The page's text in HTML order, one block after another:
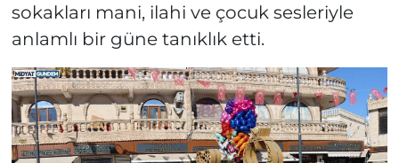
sokakları mani, ilahi ve çocuk sesleriyle
anlamlı bir güne tanıklık etti.